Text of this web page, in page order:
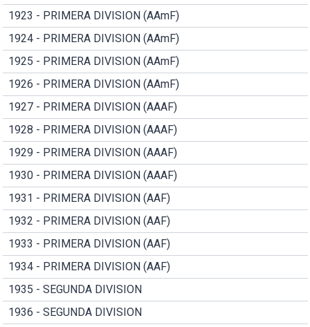
1923 - PRIMERA DIVISION (AAmF)
1924 - PRIMERA DIVISION (AAmF)
1925 - PRIMERA DIVISION (AAmF)
1926 - PRIMERA DIVISION (AAmF)
1927 - PRIMERA DIVISION (AAAF)
1928 - PRIMERA DIVISION (AAAF)
1929 - PRIMERA DIVISION (AAAF)
1930 - PRIMERA DIVISION (AAAF)
1931 - PRIMERA DIVISION (AAF)
1932 - PRIMERA DIVISION (AAF)
1933 - PRIMERA DIVISION (AAF)
1934 - PRIMERA DIVISION (AAF)
1935 - SEGUNDA DIVISION
1936 - SEGUNDA DIVISION